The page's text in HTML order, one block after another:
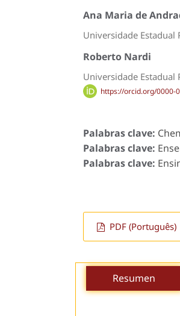
Ana Maria de
Universidade Estadual
Roberto Nardi
Universidade Estadual
https://orcid.org/0000-
Palabras clave:
Palabras clave:
Palabras clave:
PDF (Português)
Resumen